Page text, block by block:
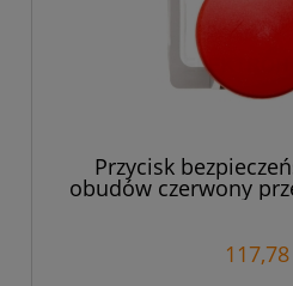
Przycisk
obudów czerwony
117,78